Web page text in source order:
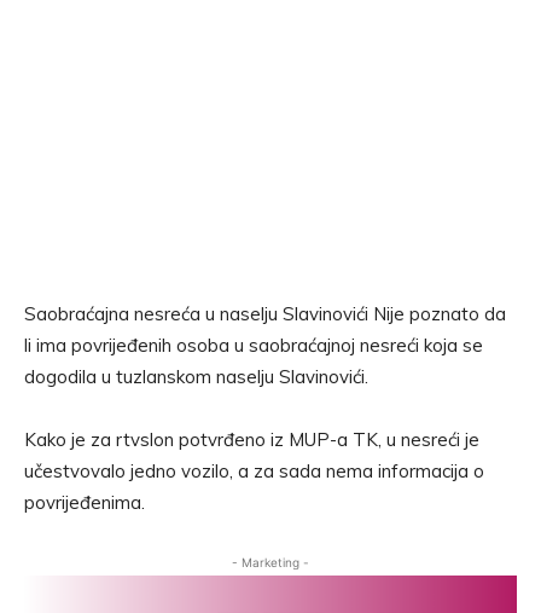
Saobraćajna nesreća u naselju Slavinovići Nije poznato da
li ima povrijeđenih osoba u saobraćajnoj nesreći koja se
dogodila u tuzlanskom naselju Slavinovići.
Kako je za rtvslon potvrđeno iz MUP-a TK, u nesreći je
učestvovalo jedno vozilo, a za sada nema informacija o
povrijeđenima.
- Marketing -